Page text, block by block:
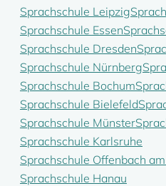
Sprachschule Leipzig
Sprachschule Essen
Sprachschule Dresden
Sprachschule Nürnberg
Sprachschule Bochum
Sprachschule Bielefeld
Sprachschule Münster
Sprachschule Karlsruhe
Sprachschule Offenbach
Sprachschule Hanau